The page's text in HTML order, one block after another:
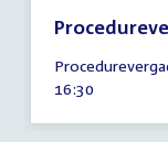
november
2020
Tijd
16:30